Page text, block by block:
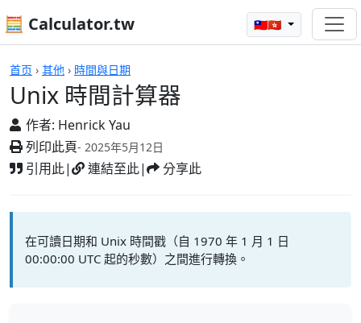
🧮 Calculator.tw 🇹🇼🇭🇰
首页 › 其他 › 時間與日期
Unix 時間計算器
作者: Henrick Yau
列印此頁- 2025年5月12日
引用此| 連結至此| 分享此
計算機
在可讀日期和 Unix 時間戳（自 1970 年 1 月 1 日
00:00:00 UTC 起的秒數）之間進行轉換。